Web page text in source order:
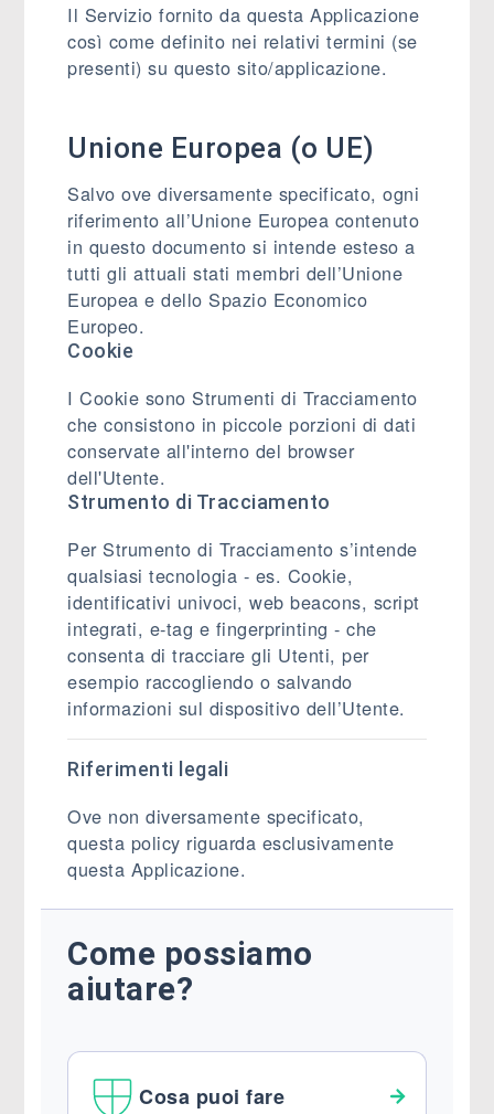
Il Servizio fornito da questa Applicazione
così come definito nei relativi termini (se
presenti) su questo sito/applicazione.
Unione Europea (o UE)
Salvo ove diversamente specificato, ogni
riferimento all’Unione Europea contenuto
in questo documento si intende esteso a
tutti gli attuali stati membri dell’Unione
Europea e dello Spazio Economico
Europeo.
Cookie
I Cookie sono Strumenti di Tracciamento
che consistono in piccole porzioni di dati
conservate all'interno del browser
dell'Utente.
Strumento di Tracciamento
Per Strumento di Tracciamento s’intende
qualsiasi tecnologia - es. Cookie,
identificativi univoci, web beacons, script
integrati, e-tag e fingerprinting - che
consenta di tracciare gli Utenti, per
esempio raccogliendo o salvando
informazioni sul dispositivo dell’Utente.
Riferimenti legali
Ove non diversamente specificato,
questa policy riguarda esclusivamente
questa Applicazione.
Come possiamo
aiutare?
Cosa puoi fare